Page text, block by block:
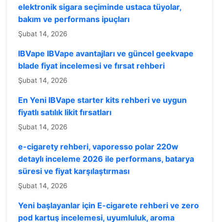
elektronik sigara seçiminde ustaca tüyolar,
bakım ve performans ipuçları
Şubat 14, 2026
IBVape IBVape avantajları ve güncel geekvape
blade fiyat incelemesi ve fırsat rehberi
Şubat 14, 2026
En Yeni IBVape starter kits rehberi ve uygun
fiyatlı satılık likit fırsatları
Şubat 14, 2026
e-cigarety rehberi, vaporesso polar 220w
detaylı inceleme 2026 ile performans, batarya
süresi ve fiyat karşılaştırması
Şubat 14, 2026
Yeni başlayanlar için E-cigarete rehberi ve zero
pod kartuş incelemesi, uyumluluk, aroma